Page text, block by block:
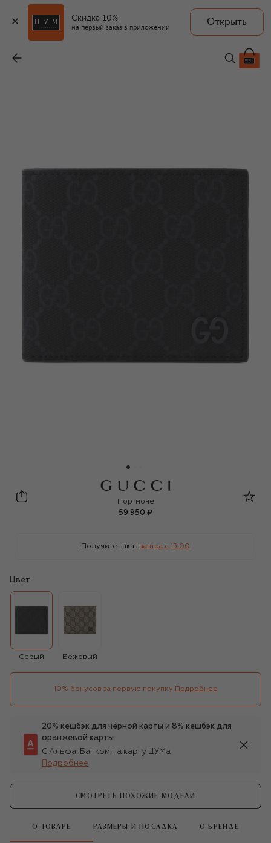
Скидка 10%
на первый заказ в приложении
Открыть
Gucci
Портмоне
59 950 ₽
Получите заказ завтра c 13:00
Цвет
Серый Бежевый
10% бонусов за первую покупку Подробнее
20% кешбэк для чёрной карты и 8% кешбэк для
оранжевой карты
С Альфа-Банком на карту ЦУМа
Подробнее
СМОТРЕТЬ ПОХОЖИЕ МОДЕЛИ
О ТОВАРЕ РАЗМЕРЫ И ПОСАДКА О БРЕНДЕ